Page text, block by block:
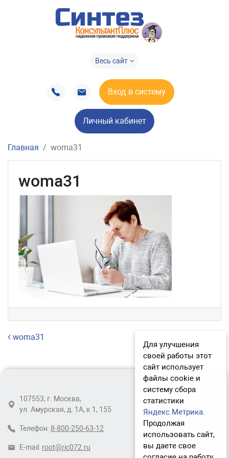
Весь сайт
Вход в систему
Личный кабинет
Главная woma31
woma31
Навигация по записям
woma31
107553, г. Москва,
ул. Амурская, д. 1А, к 1, 155
Телефон: 8-800-250-63-12
E-mail: root@ric072.ru
Для улучшения
своей работы этот
сайт использует
файлы cookie и
систему сбора
статистики
Яндекс.Метрика.
Продолжая
использовать сайт,
вы даете свое